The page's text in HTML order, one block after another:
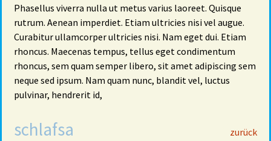
Phasellus viverra nulla ut metus varius laoreet. Quisque
rutrum. Aenean imperdiet. Etiam ultricies nisi vel augue.
Curabitur ullamcorper ultricies nisi. Nam eget dui. Etiam
rhoncus. Maecenas tempus, tellus eget condimentum
rhoncus, sem quam semper libero, sit amet adipiscing sem
neque sed ipsum. Nam quam nunc, blandit vel, luctus
pulvinar, hendrerit id,
zurück
schlafsa